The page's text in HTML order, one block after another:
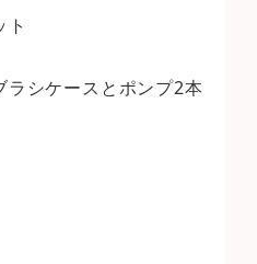
シケースとポンプ2本